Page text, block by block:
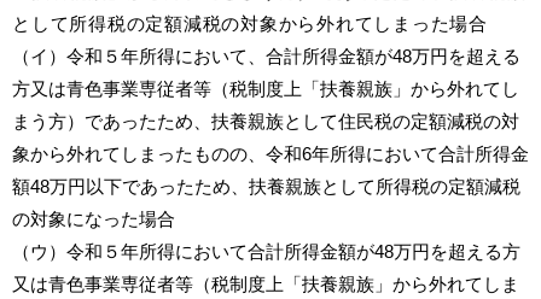
として所得税の定額減税の対象から外れてしまった場合
（イ）令和５年所得において、合計所得金額が48万円を超える
方又は青色事業専従者等（税制度上「扶養親族」から外れてし
まう方）であったため、扶養親族として住民税の定額減税の対
象から外れてしまったものの、令和6年所得において合計所得金
額48万円以下であったため、扶養親族として所得税の定額減税
の対象になった場合
（ウ）令和５年所得において合計所得金額が48万円を超える方
又は青色事業専従者等（税制度上「扶養親族」から外れてしま